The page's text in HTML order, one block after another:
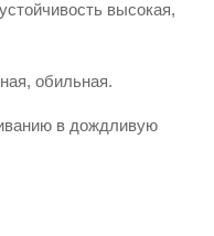
высокая,
обильная.
в дождливую